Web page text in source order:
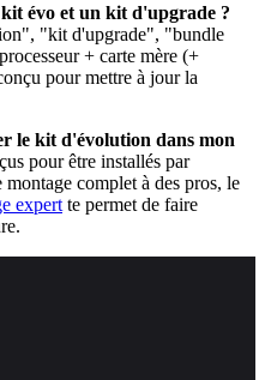
évo et un kit d'upgrade ?
"kit d'upgrade", "bundle
+ carte mère (+
pour mettre à jour la
le kit d'évolution dans mon
pour être installés par
complet à des pros, le
expert te permet de faire